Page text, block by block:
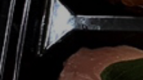
移
動